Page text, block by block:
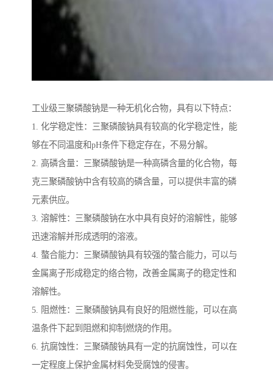
工业级三聚磷酸钠是一种无机化合物，具有以下特点：
1. 化学稳定性：三聚磷酸钠具有较高的化学稳定性，能
够在不同温度和pH条件下稳定存在，不易分解。
2. 高磷含量：三聚磷酸钠是一种高磷含量的化合物，每
克三聚磷酸钠中含有较高的磷含量，可以提供丰富的磷
元素供应。
3. 溶解性：三聚磷酸钠在水中具有良好的溶解性，能够
迅速溶解并形成透明的溶液。
4. 螯合能力：三聚磷酸钠具有较强的螯合能力，可以与
金属离子形成稳定的络合物，改善金属离子的稳定性和
溶解性。
5. 阻燃性：三聚磷酸钠具有良好的阻燃性能，可以在高
温条件下起到阻燃和抑制燃烧的作用。
6. 抗腐蚀性：三聚磷酸钠具有一定的抗腐蚀性，可以在
一定程度上保护金属材料免受腐蚀的侵害。